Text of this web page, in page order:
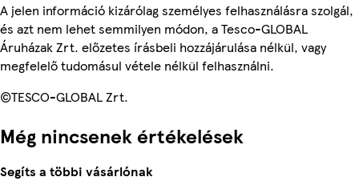
A jelen információ kizárólag személyes felhasználásra szolgál,
és azt nem lehet semmilyen módon, a Tesco-GLOBAL
Áruházak Zrt. előzetes írásbeli hozzájárulása nélkül, vagy
megfelelő tudomásul vétele nélkül felhasználni.
©TESCO-GLOBAL Zrt.
Még nincsenek értékelések
Segíts a többi vásárlónak